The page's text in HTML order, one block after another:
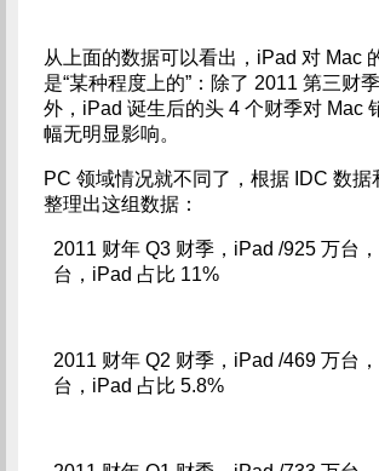
从上面的数据可以看出，iPad 对 Mac
是“某种程度上的”：除了 2011 第三财
外，iPad 诞生后的头 4 个财季对 Mac
幅无明显影响。
PC 领域情况就不同了，根据 IDC 数据
整理出这组数据：
2011 财年 Q3 财季，iPad /925 万台
台，iPad 占比 11%
2011 财年 Q2 财季，iPad /469 万台
台，iPad 占比 5.8%